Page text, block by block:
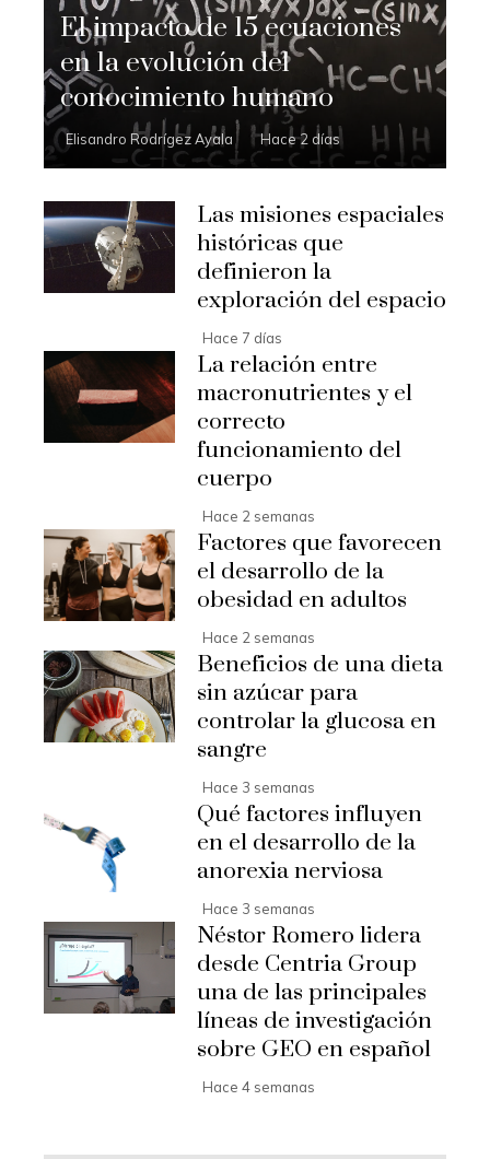
El impacto de 15 ecuaciones
en la evolución del
conocimiento humano
Elisandro Rodrígez Ayala Hace 2 días
Las misiones espaciales
históricas que
definieron la
exploración del espacio
Hace 7 días
La relación entre
macronutrientes y el
correcto
funcionamiento del
cuerpo
Hace 2 semanas
Factores que favorecen
el desarrollo de la
obesidad en adultos
Hace 2 semanas
Beneficios de una dieta
sin azúcar para
controlar la glucosa en
sangre
Hace 3 semanas
Qué factores influyen
en el desarrollo de la
anorexia nerviosa
Hace 3 semanas
Néstor Romero lidera
desde Centria Group
una de las principales
líneas de investigación
sobre GEO en español
Hace 4 semanas